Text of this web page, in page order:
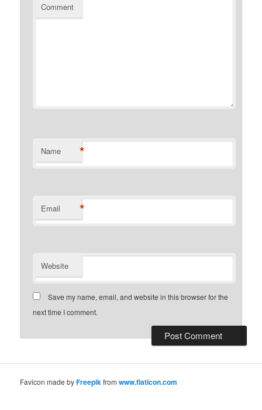
Comment
Name *
Email *
Website
Save my name, email, and website in this browser for the
next time I comment.
Favicon made byFreepikfromwww.flaticon.com